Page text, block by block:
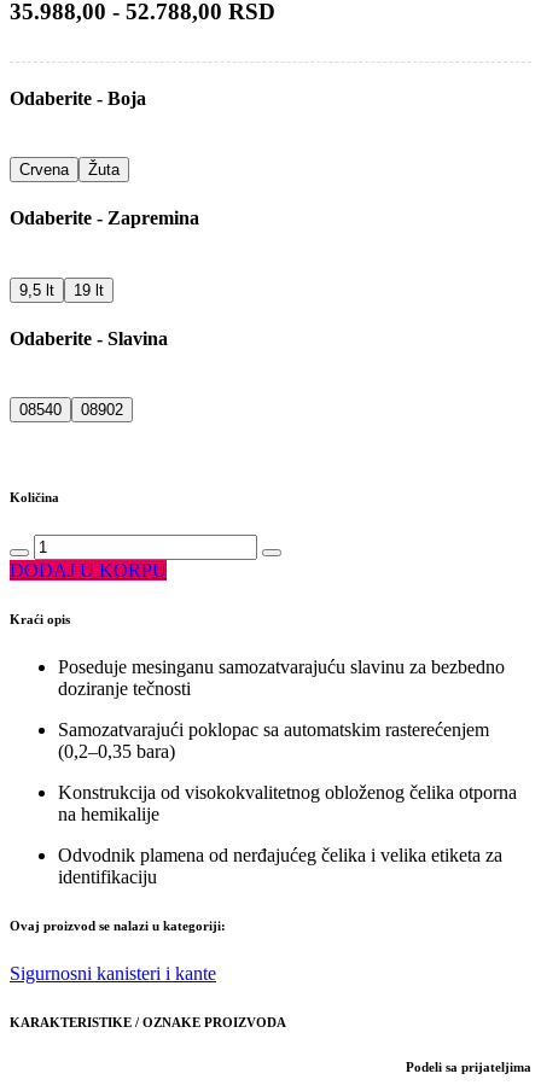
35.988,00 - 52.788,00 RSD
Odaberite - Boja
Crvena Žuta
Odaberite - Zapremina
9,5 lt 19 lt
Odaberite - Slavina
08540 08902
Količina
DODAJ U KORPU
Kraći opis
Poseduje mesinganu samozatvarajuću slavinu za bezbedno
doziranje tečnosti
Samozatvarajući poklopac sa automatskim rasterećenjem
(0,2–0,35 bara)
Konstrukcija od visokokvalitetnog obloženog čelika otporna
na hemikalije
Odvodnik plamena od nerđajućeg čelika i velika etiketa za
identifikaciju
Ovaj proizvod se nalazi u kategoriji:
Sigurnosni kanisteri i kante
KARAKTERISTIKE / OZNAKE PROIZVODA
Podeli sa prijateljima